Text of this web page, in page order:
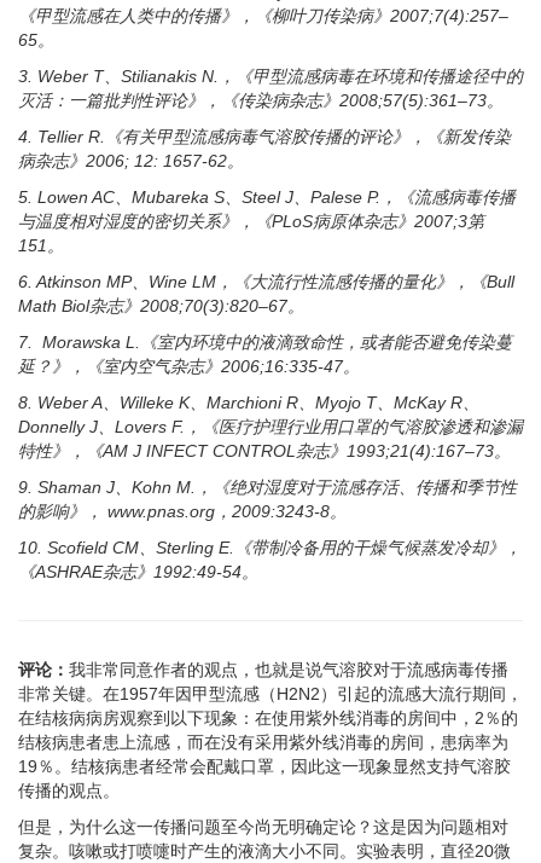
《甲型流感在人类中的传播》，《柳叶刀传染病》 2007;7(4):257–
65。
3. Weber T、 Stilianakis N. ，《甲型流感病毒在环境和传播途径中的
灭活：一篇批判性评论》，《传染病杂志》 2008;57(5):361–73。
4. Tellier R.
《有关甲型流感病毒气溶胶传播的评论》，《新发传染
病杂志》 2006; 12: 1657-62。
5. Lowen AC、 Mubareka S、 Steel J、 Palese P. ，《流感病毒传播
与温度相对湿度的密切关系》，《PLoS病原体杂志》 2007;3第
151。
6. Atkinson MP、 Wine LM ，《大流行性流感传播的量化》，《Bull
Math Biol杂志》 2008;70(3):820–67。
7. Morawska L.
《室内环境中的液滴致命性，或者能否避免传染蔓
延？》，《室内空气杂志》 2006;16:335-47。
8. Weber A、 Willeke K、 Marchioni R、 Myojo T、 McKay R、
Donnelly J、 Lovers F. ，《医疗护理行业用口罩的气溶胶渗透和渗漏
特性》，《AM J INFECT CONTROL杂志》 1993;21(4):167–73。
9. Shaman J、 Kohn M. ，《绝对湿度对于流感存活、传播和季节性
的影响》， www.pnas.org ， 2009:3243-8。
10. Scofield CM、Sterling E.《带制冷备用的干燥气候蒸发冷却》，
《ASHRAE杂志》1992:49-54。
评论： 我非常同意作者的观点，也就是说气溶胶对于流感病毒传播
非常关键。在1957年因甲型流感（H2N2）引起的流感大流行期间，
在结核病病房观察到以下现象：在使用紫外线消毒的房间中，2％的
结核病患者患上流感，而在没有采用紫外线消毒的房间，患病率为
19％。结核病患者经常会配戴口罩，因此这一现象显然支持气溶胶
传播的观点。
但是，为什么这一传播问题至今尚无明确定论？这是因为问题相对
复杂。咳嗽或打喷嚏时产生的液滴大小不同。实验表明，直径20微